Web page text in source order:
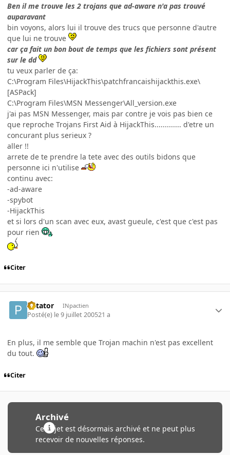
Ben il me trouve les 2 trojans que ad-aware n'a pas trouvé
auparavant
bin voyons, alors lui il trouve des trucs que personne d'autre
que lui ne trouve
car ça fait un bon bout de temps que les fichiers sont présent
sur le dd
tu veux parler de ça:
C:\Program Files\HijackThis\patchfrancaishijackthis.exe\
[ASPack]
C:\Program Files\MSN Messenger\All_version.exe
j'ai pas MSN Messenger, mais par contre je vois pas bien ce
que reproche Trojans First Aid à HijackThis............. d'etre un
concurant plus serieux ?
aller !!
arrete de te prendre la tete avec des outils bidons que
personne ici n'utilise
continu avec:
-ad-aware
-spybot
-HijackThis
et si lors d'un scan avec eux, avast gueule, c'est que c'est pas
pour rien
Citer
Patator INpactien
Posté(e) le 9 juillet 200521 a
En plus, il me semble que Trojan machin n'est pas excellent
du tout.
Citer
Archivé
Ce sujet est désormais archivé et ne peut plus
recevoir de nouvelles réponses.